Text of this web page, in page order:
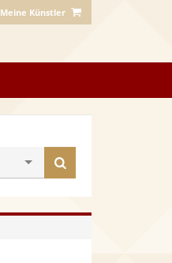
Meine Künstler
finden